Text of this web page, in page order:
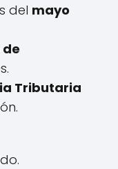
del mayo
Tributaria